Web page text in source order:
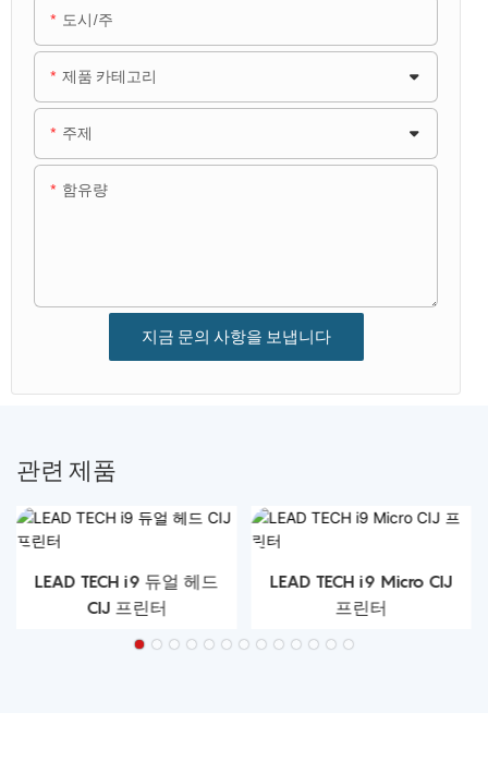
도시/주
제품 카테고리
주제
함유량
지금 문의 사항을 보냅니다
관련 제품
LEAD TECH i9 듀얼 헤드
CIJ 프린터
LEAD TECH i9 Micro CIJ
프린터